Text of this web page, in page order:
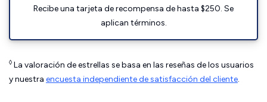
Recibe una tarjeta de recompensa de hasta $250. Se
aplican términos.
◊ La valoración de estrellas se basa en las reseñas de los usuarios
y nuestra encuesta independiente de satisfacción del cliente.